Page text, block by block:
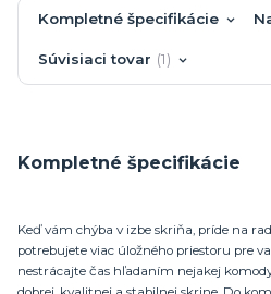
Kompletné špecifikácie
Súvisiaci tovar 1
Kompletné špecifikácie
Keď vám chýba v izbe skriňa, príde na
potrebujete viac úložného priestoru pre
nestrácajte čas hľadaním nejakej